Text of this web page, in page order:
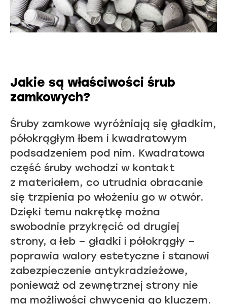
Jakie są właściwości śrub
zamkowych?
Śruby zamkowe wyróżniają się gładkim,
półokrągłym łbem i kwadratowym
podsadzeniem pod nim. Kwadratowa
część śruby wchodzi w kontakt
z materiałem, co utrudnia obracanie
się trzpienia po włożeniu go w otwór.
Dzięki temu nakrętkę można
swobodnie przykręcić od drugiej
strony, a łeb – gładki i półokrągły –
poprawia walory estetyczne i stanowi
zabezpieczenie antykradzieżowe,
ponieważ od zewnętrznej strony nie
ma możliwości chwycenia go kluczem.